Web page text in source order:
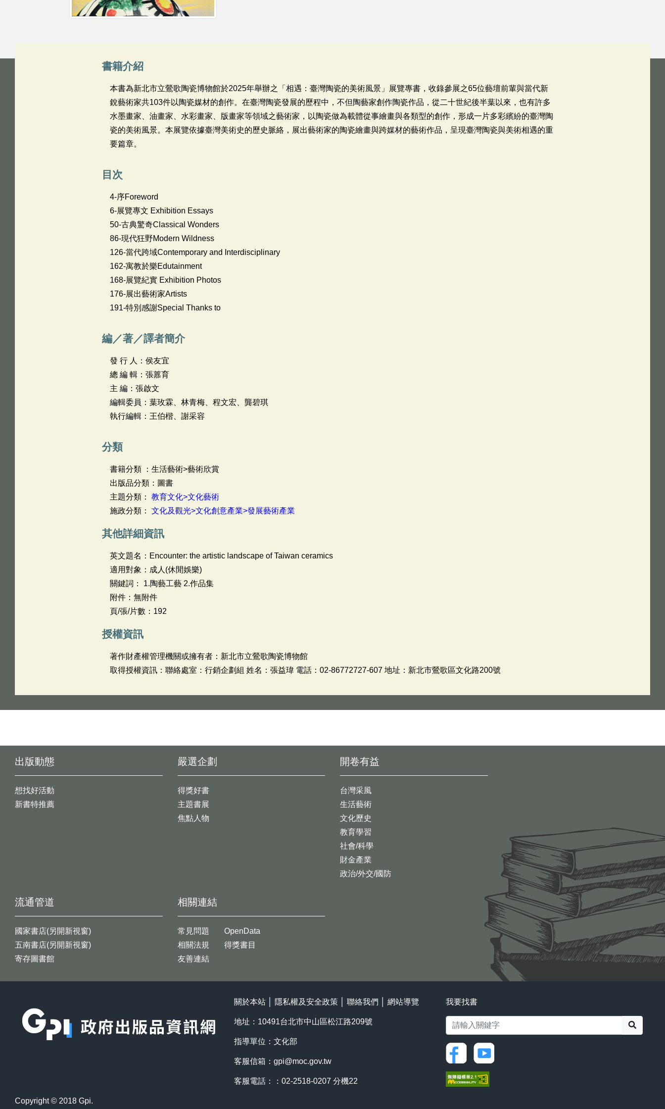
書籍介紹
本書為新北市立鶯歌陶瓷博物館於2025年舉辦之「相遇：臺灣陶瓷的美術風景」展覽專書，收錄參展之65位藝壇前輩與當代新
銳藝術家共103件以陶瓷媒材的創作。在臺灣陶瓷發展的歷程中，不但陶藝家創作陶瓷作品，從二十世紀後半葉以來，也有許多
水墨畫家、油畫家、水彩畫家、版畫家等領域之藝術家，以陶瓷做為載體從事繪畫與各類型的創作，形成一片多彩繽紛的臺灣陶
瓷的美術風景。本展覽依據臺灣美術史的歷史脈絡，展出藝術家的陶瓷繪畫與跨媒材的藝術作品，呈現臺灣陶瓷與美術相遇的重
要篇章。
目次
4-序Foreword
6-展覽專文 Exhibition Essays
50-古典驚奇Classical Wonders
86-現代狂野Modern Wildness
126-當代跨域Contemporary and Interdisciplinary
162-寓教於樂Edutainment
168-展覽紀實 Exhibition Photos
176-展出藝術家Artists
191-特別感謝Special Thanks to
編／著／譯者簡介
發 行 人：侯友宜
總 編 輯：張䕒育
主 編：張啟文
編輯委員：葉玫霖、林青梅、程文宏、龔碧琪
執行編輯：王伯楷、謝采容
分類
書籍分類 ：生活藝術>藝術欣賞
出版品分類：圖書
主題分類： 教育文化>文化藝術
施政分類： 文化及觀光>文化創意產業>發展藝術產業
其他詳細資訊
英文題名： Encounter: the artistic landscape of Taiwan ceramics
適用對象：成人(休閒娛樂)
關鍵詞： 1.陶藝工藝 2.作品集
附件：無附件
頁/張/片數：192
授權資訊
著作財產權管理機關或擁有者：新北市立鶯歌陶瓷博物館
取得授權資訊：聯絡處室：行銷企劃組 姓名：張益瑋 電話：02-86772727-607 地址：新北市鶯歌區文化路200號
出版動態
想找好活動
新書特推薦
開卷有益
台灣采風
生活藝術
文化歷史
教育學習
社會/科學
財金產業
政治/外交/國防
嚴選企劃
得獎好書
主題書展
焦點人物
流通管道
國家書店(另開新視窗)
五南書店(另開新視窗)
寄存圖書館
相關連結
常見問題
相關法規
友善連結
OpenData
得獎書目
關於本站 隱私權及安全政策 聯絡我們 網站導覽
地址：10491台北市中山區松江路209號
指導單位：文化部
客服信箱： gpi@moc.gov.tw
客服電話：：02-2518-0207 分機22
我要找書
Copyright © 2018 Gpi.